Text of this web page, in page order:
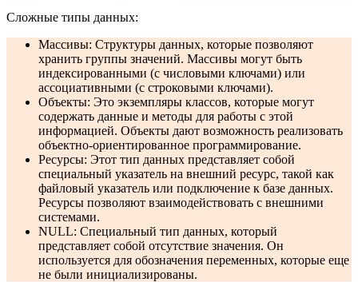
Сложные типы данных:
Массивы: Структуры данных, которые позволяют
хранить группы значений. Массивы могут быть
индексированными (с числовыми ключами) или
ассоциативными (с строковыми ключами).
Объекты: Это экземпляры классов, которые могут
содержать данные и методы для работы с этой
информацией. Объекты дают возможность реализовать
объектно-ориентированное программирование.
Ресурсы: Этот тип данных представляет собой
специальный указатель на внешний ресурс, такой как
файловый указатель или подключение к базе данных.
Ресурсы позволяют взаимодействовать с внешними
системами.
NULL: Специальный тип данных, который
представляет собой отсутствие значения. Он
используется для обозначения переменных, которые еще
не были инициализированы.